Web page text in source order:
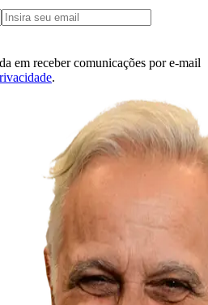
em receber comunicações por e-mail
.